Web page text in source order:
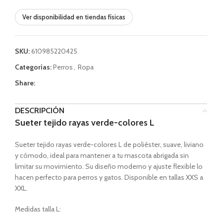
Ver disponibilidad en tiendas físicas
SKU:610985220425
Categorías:Perros, Ropa
Share:
DESCRIPCIÓN
Sueter tejido rayas verde-colores L
Sueter tejido rayas verde-colores L de poliéster, suave, liviano
y cómodo, ideal para mantener a tu mascota abrigada sin
limitar su movimiento. Su diseño moderno y ajuste flexible lo
hacen perfecto para perros y gatos. Disponible en tallas XXS a
XXL.
Medidas talla L: